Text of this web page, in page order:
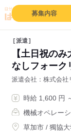
募集内容
派遣
【土日祝の
なしフォーク
派遣会社 株式会社
時給 1,600 円
機械オペレー
草加市 / 獨協大